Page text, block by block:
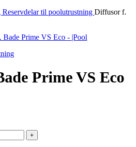
Reservdelar til poolutrustning Diffusor f.
Prime VS Eco